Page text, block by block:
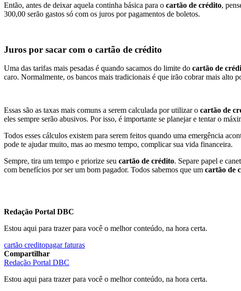
Então, antes de deixar aquela continha básica para o cartão de crédito,
300,00 serão gastos só com os juros por pagamentos de boletos.
Juros por sacar com o cartão de crédito
Uma das tarifas mais pesadas é quando sacamos do limite do cartão de
caro. Normalmente, os bancos mais tradicionais é que irão cobrar mais alto
Essas são as taxas mais comuns a serem calculada por utilizar o cartão de
eles sempre serão abusivos. Por isso, é importante se planejar e tentar o
Todos esses cálculos existem para serem feitos quando uma emergência
pode te ajudar muito, mas ao mesmo tempo, complicar sua vida financeira.
Sempre, tira um tempo e priorize seu cartão de crédito. Separe papel e
com benefícios por ser um bom pagador. Todos sabemos que um cartão de
Redação Portal DBC
Estou aqui para trazer para você o melhor conteúdo, na hora certa.
cartão creditopagar faturas
Compartilhar
Redação Portal DBC
Estou aqui para trazer para você o melhor conteúdo, na hora certa.